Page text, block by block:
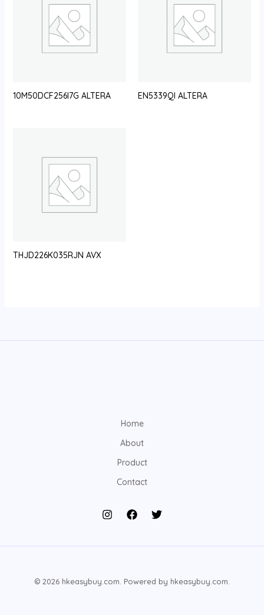
10M50DCF256I7G ALTERA EN5339QI ALTERA
THJD226K035RJN AVX
Home
About
Product
Contact
© 2026 hkeasybuy.com. Powered by hkeasybuy.com.